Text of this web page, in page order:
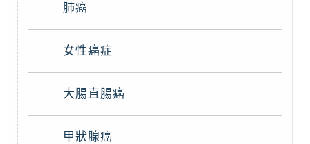
肺癌
女性癌症
大腸直腸癌
甲狀腺癌